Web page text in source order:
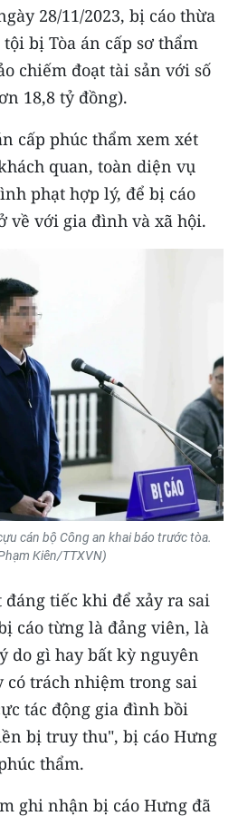
28/11/2023, bị cáo thừa
bị Tòa án cấp sơ thẩm
chiếm đoạt tài sản với số
18,8 tỷ đồng).
cấp phúc thẩm xem xét
quan, toàn diện vụ
phạt hợp lý, để bị cáo
về với gia đình và xã hội.
cán bộ Công an khai báo trước tòa.
Kiên/TTXVN)
đáng tiếc khi để xảy ra sai
cáo từng là đảng viên, là
do gì hay bất kỳ nguyên
trách nhiệm trong sai
tác động gia đình bồi
bị truy thu", bị cáo Hưng
thẩm.
ghi nhận bị cáo Hưng đã